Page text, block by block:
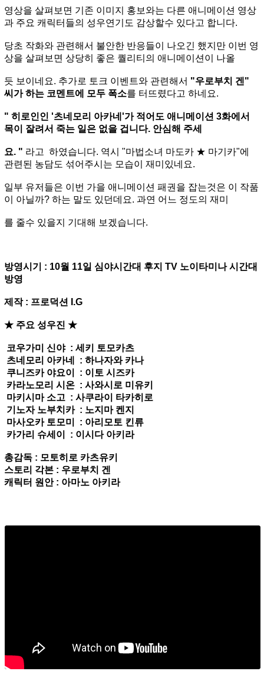
영상을 살펴보면 기존 이미지 홍보와는 다른 애니메이션 영상
과 주요 캐릭터들의 성우연기도 감상할수 있다고 합니다.
당초 작화와 관련해서 불안한 반응들이 나오긴 했지만 이번 영
상을 살펴보면 상당히 좋은 퀄리티의 애니메이션이 나올
듯 보이네요. 추가로 토크 이벤트와 관련해서 "우로부치 겐"
씨가 하는 코멘트에 모두 폭소를 터뜨렸다고 하네요.
" 히로인인 '츠네모리 아카네'가 적어도 애니메이션 3화에서
목이 잘려서 죽는 일은 없을 겁니다. 안심해 주세
요. " 라고 하였습니다. 역시 "마법소녀 마도카 ★ 마기카"에
관련된 농담도 섞어주시는 모습이 재미있네요.
일부 유저들은 이번 가을 애니메이션 패권을 잡는것은 이 작품
이 아닐까? 하는 말도 있던데요. 과연 어느 정도의 재미
를 줄수 있을지 기대해 보겠습니다.
방영시기 : 10월 11일 심야시간대 후지 TV 노이타미나 시간대
방영
제작 : 프로덕션 I.G
★ 주요 성우진 ★
코우가미 신야 : 세키 토모카츠
츠네모리 아카네 : 하나자와 카나
쿠니즈카 야요이 : 이토 시즈카
카라노모리 시온 : 사와시로 미유키
마키시마 소고 : 사쿠라이 타카히로
기노자 노부치카 : 노지마 켄지
마사오카 토모미 : 아리모토 킨류
카가리 슈세이 : 이시다 아키라
총감독 : 모토히로 카츠유키
스토리 각본 : 우로부치 겐
캐릭터 원안 : 아마노 아키라